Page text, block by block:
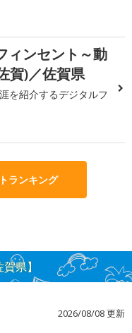
ィンセント～動
賀)／佐賀県
を紹介するデジタルフ
ランキング
県】
2026/08/08 更新